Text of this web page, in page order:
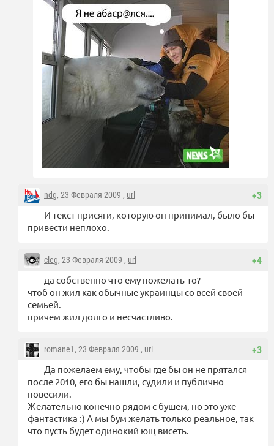
+3
ndg, 23 Февраля 2009 , url
И текст присяги, которую он принимал, было бы
привести неплохо.
+4
cleg, 23 Февраля 2009 , url
да собственно что ему пожелать-то?
чтоб он жил как обычные украинцы со всей своей
семьей.
причем жил долго и несчастливо.
+3
romane1, 23 Февраля 2009 , url
Да пожелаем ему, чтобы где бы он не прятался
после 2010, его бы нашли, судили и публично
повесили.
Желательно конечно рядом с бушем, но это уже
фантастика :) А мы бум желать только реальное, так
что пусть будет одинокий ющ висеть.